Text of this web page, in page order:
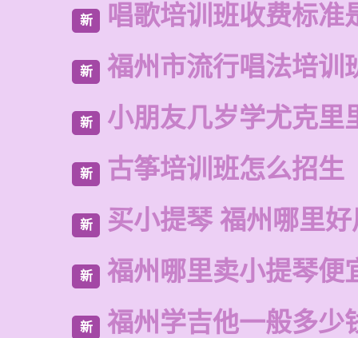
新 唱歌培训班收费标准
新 福州市流行唱法培训
新 小朋友几岁学尤克里
新 古筝培训班怎么招生
新 买小提琴 福州哪里
新 福州哪里卖小提琴便
新 福州学吉他一般多少